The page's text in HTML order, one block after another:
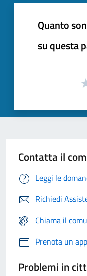
Quanto
su questa
Contatta il
Leggi le
Richiedi
Chiama il
Prenota un
Problemi in